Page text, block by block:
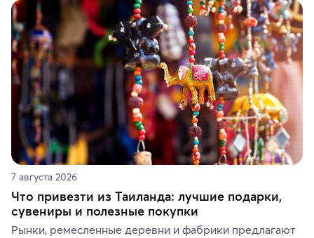
7 августа 2026
Что привезти из Таиланда: лучшие подарки,
сувениры и полезные покупки
Рынки, ремесленные деревни и фабрики предлагают